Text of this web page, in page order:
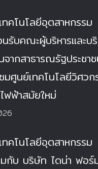
คโนโลยีอุตสาหกรรม
รับคณะผู้บริหารและบ
จากสาธารณรัฐประชา
มศูนย์เทคโนโลยีวิศวก
ฟฟ้าสมัยใหม่
คโนโลยีอุตสาหกรรม
กับ บริษัท ไดน่า ฟอร์